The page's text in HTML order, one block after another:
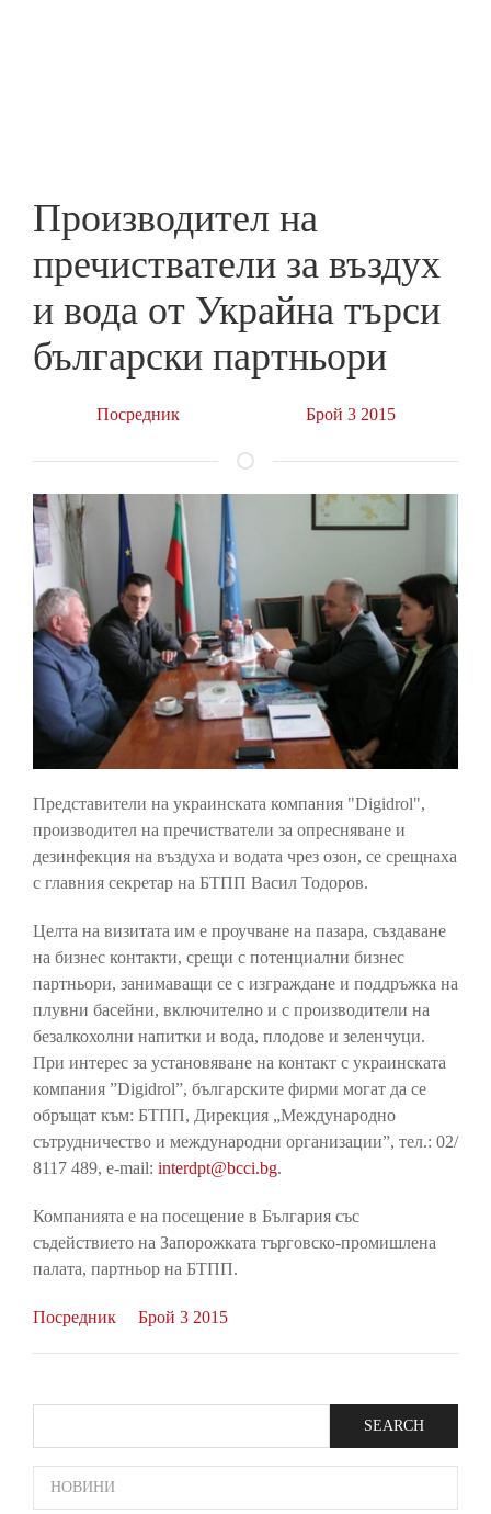
Производител на
пречистватели за въздух
и вода от Украйна търси
български партньори
Посредник Брой 3 2015
Представители на украинската компания "Digidrol",
производител на пречистватели за опресняване и
дезинфекция на въздуха и водата чрез озон, се срещнаха
с главния секретар на БТПП Васил Тодоров.
Целта на визитата им е проучване на пазара, създаване
на бизнес контакти, срещи с потенциални бизнес
партньори, занимаващи се с изграждане и поддръжка на
плувни басейни, включително и с производители на
безалкохолни напитки и вода, плодове и зеленчуци.
При интерес за установяване на контакт с украинската
компания ”Digidrol”, българските фирми могат да се
обръщат към: БТПП, Дирекция „Международно
сътрудничество и международни организации”, тел.: 02/
8117 489, e-mail: interdpt@bcci.bg.
Компанията е на посещение в България със
съдействието на Запорожката търговско-промишлена
палата, партньор на БТПП.
Посредник Брой 3 2015
SIDE
НОВИНИ